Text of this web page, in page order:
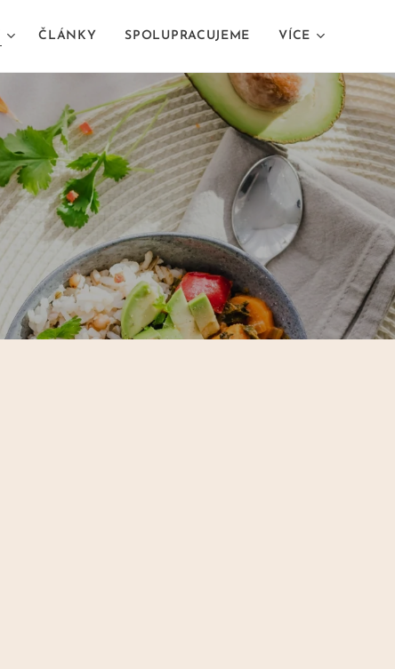
ČLÁNKY SPOLUPRACUJEME VÍCE